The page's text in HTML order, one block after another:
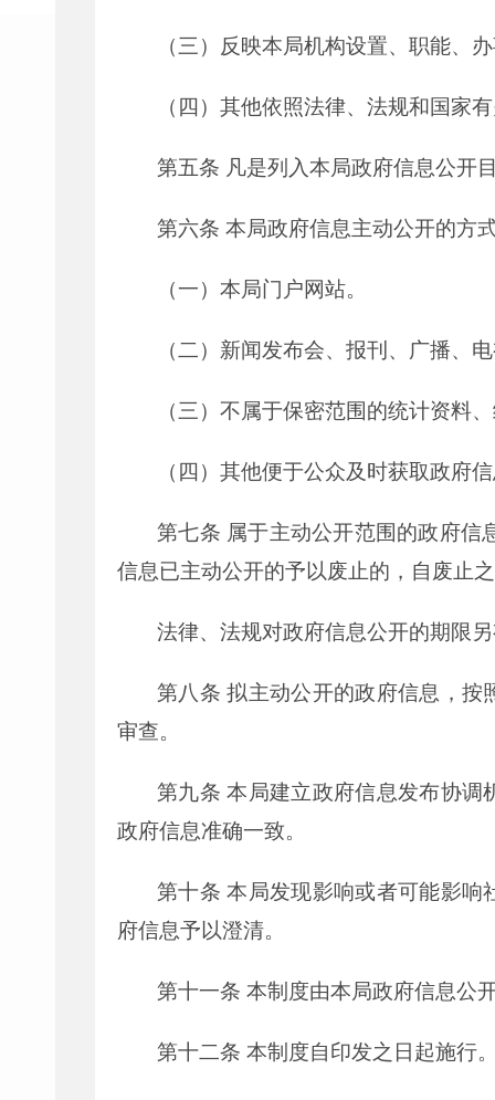
（三）反映本局机构设置、职能、
（四）其他依照法律、法规和国家
第五条 凡是列入本局政府信息公开
第六条 本局政府信息主动公开的方
（一）本局门户网站。
（二）新闻发布会、报刊、广播、
（三）不属于保密范围的统计资料
（四）其他便于公众及时获取政府
第七条 属于主动公开范围的政府信
信息已主动公开的予以废止的，自废止
法律、法规对政府信息公开的期限
第八条 拟主动公开的政府信息，按
审查。
第九条 本局建立政府信息发布协调
政府信息准确一致。
第十条 本局发现影响或者可能影响
府信息予以澄清。
第十一条 本制度由本局政府信息公
第十二条 本制度自印发之日起施行